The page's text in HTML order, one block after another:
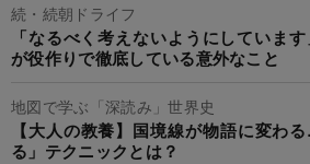
続・続朝ドライフ
「なるべく考えないようにしていま
が役作りで徹底している意外なこと
地図で学ぶ「深読み」世界史
【大人の教養】国境線が物語に変
る」テクニックとは？